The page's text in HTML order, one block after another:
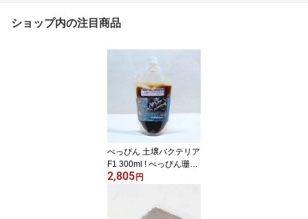
ショップ内の注目商品
べっぴん 土壌バクテリア
F1 300ml ! べっぴん珊瑚
【添加剤】(t155
2,805円